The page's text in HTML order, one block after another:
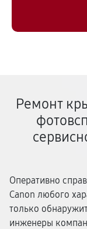
Ремонт
Оперативно
Canon любого
только
инженеры